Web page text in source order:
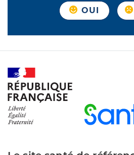
OUI